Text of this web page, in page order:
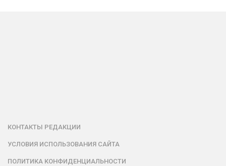
КОНТАКТЫ РЕДАКЦИИ
УСЛОВИЯ ИСПОЛЬЗОВАНИЯ САЙТА
ПОЛИТИКА КОНФИДЕНЦИАЛЬНОСТИ